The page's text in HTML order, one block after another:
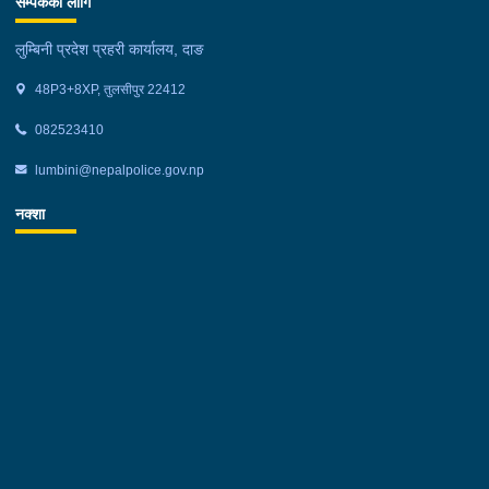
लुम्बिनी प्रदेश प्रहरी कार्यालय, दाङ
48P3+8XP, तुलसीपुर 22412
082523410
lumbini@nepalpolice.gov.np
नक्शा